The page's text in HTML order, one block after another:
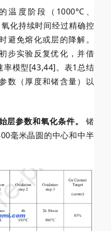
度阶段（1000°C、
化持续时间经过精确控
避免熔化或层的降解。
步实验反复优化，并借
率模型[43,44]。表1总结
数（厚度和锗含量）以
层参数和氧化条件。
锗
毫米晶圆的中心和中半